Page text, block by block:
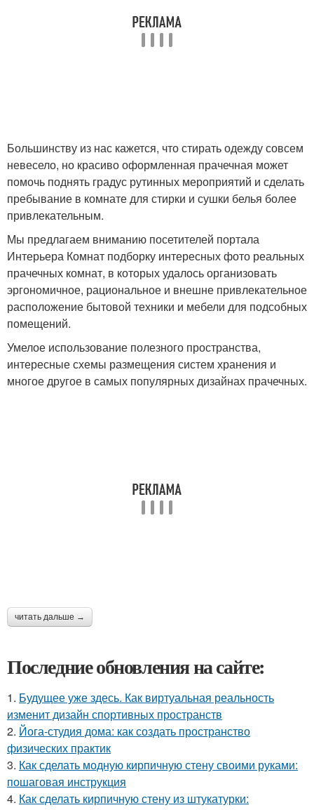
Большинству из нас кажется, что стирать одежду совсем
невесело, но красиво оформленная прачечная может
помочь поднять градус рутинных мероприятий и сделать
пребывание в комнате для стирки и сушки белья более
привлекательным.
Мы предлагаем вниманию посетителей портала
Интерьера Комнат подборку интересных фото реальных
прачечных комнат, в которых удалось организовать
эргономичное, рациональное и внешне привлекательное
расположение бытовой техники и мебели для подсобных
помещений.
Умелое использование полезного пространства,
интересные схемы размещения систем хранения и
многое другое в самых популярных дизайнах прачечных.
читать дальше →
Последние обновления на сайте:
1. Будущее уже здесь. Как виртуальная реальность
изменит дизайн спортивных пространств
2. Йога-студия дома: как создать пространство
физических практик
3. Как сделать модную кирпичную стену своими руками:
пошаговая инструкция
4. Как сделать кирпичную стену из штукатурки: